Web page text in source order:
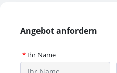
Angebot anfordern
* Ihr Name